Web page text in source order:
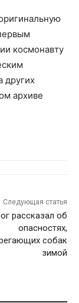
космонавту
других
архиве
Следующая статья
рассказал об
опасностях,
собак
зимой